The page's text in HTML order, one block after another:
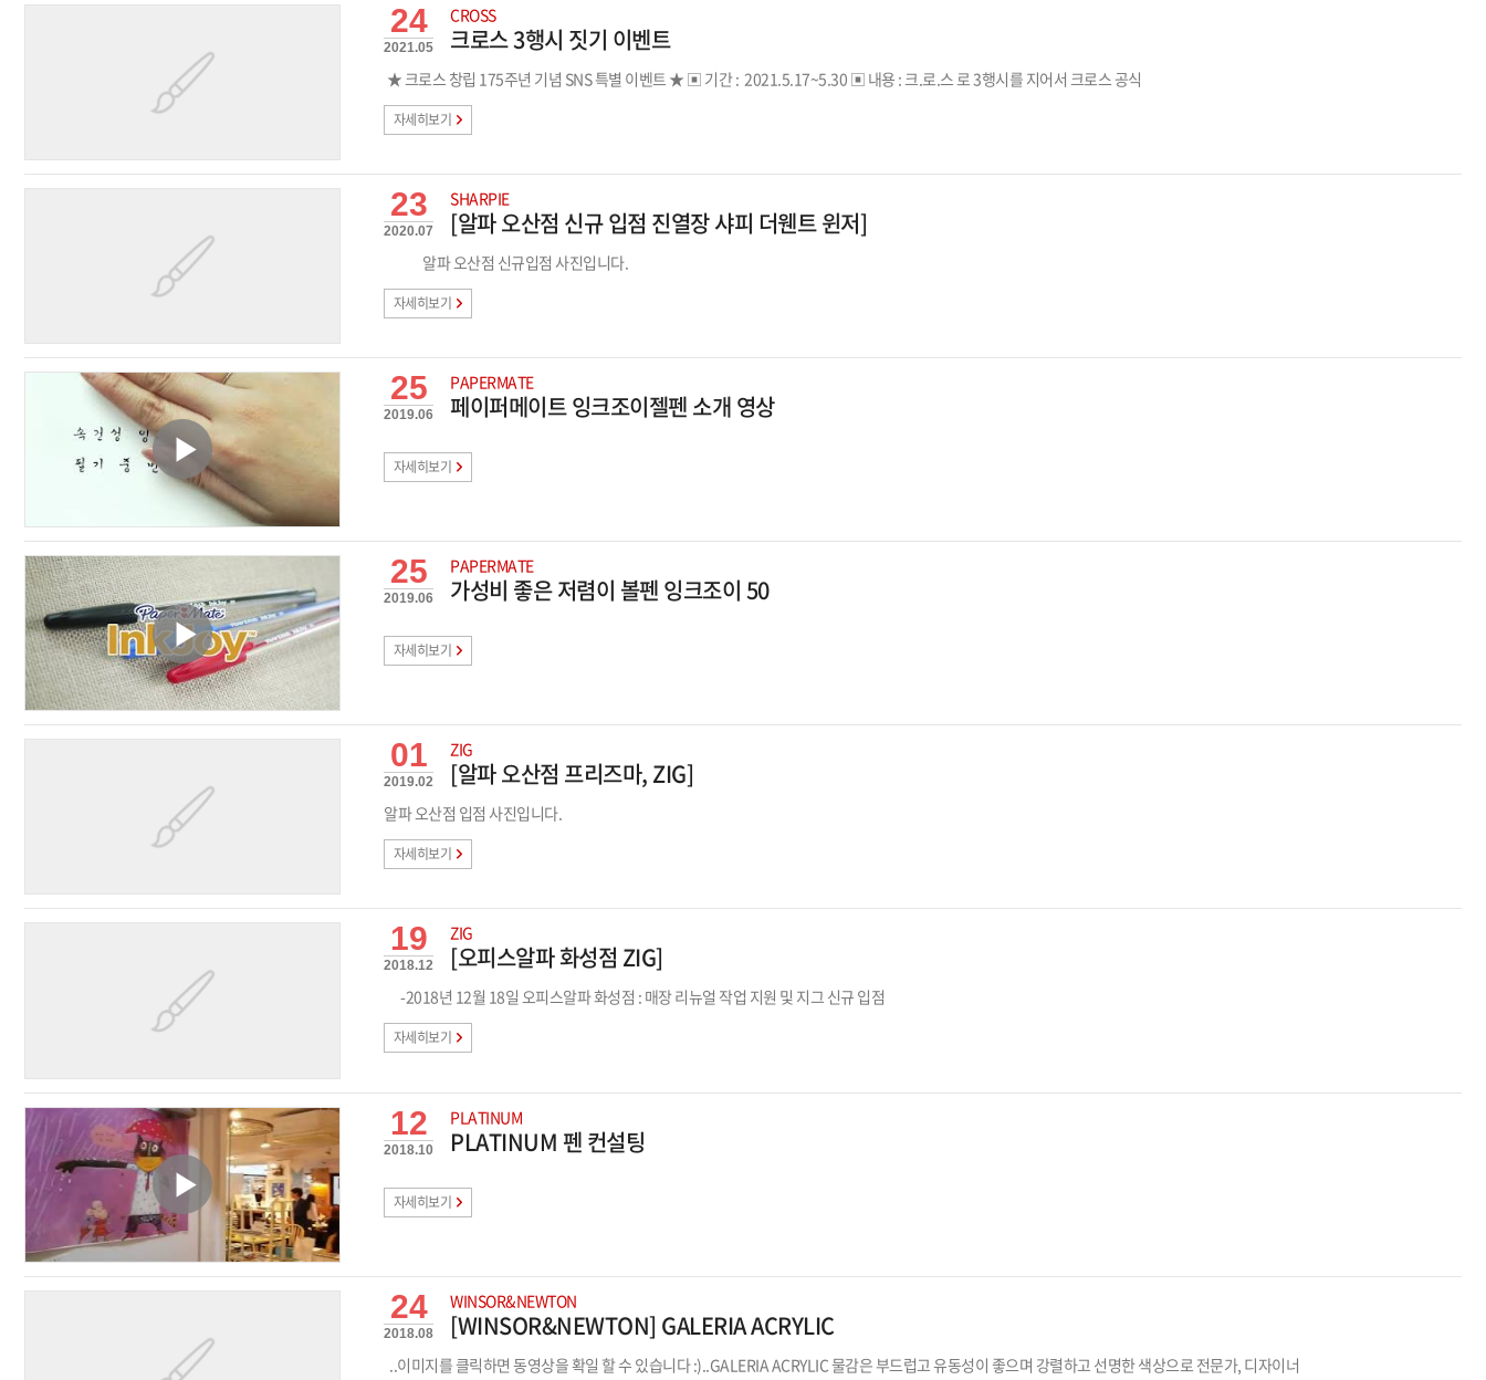
24
2021.05
CROSS
크로스 3행시 짓기 이벤트
★ 크로스 창립 175주년 기념 SNS 특별 이벤트 ★ ▣ 기간 : 2021.5.17~5.30 ▣ 내용 : 크.로.스 로 3행시를 지어서 크로스 공식
자세히보기
23
2020.07
SHARPIE
[알파 오산점 신규 입점 진열장 샤피 더웬트 윈저]
알파 오산점 신규입점 사진입니다.
자세히보기
25
2019.06
PAPERMATE
페이퍼메이트 잉크조이젤펜 소개 영상
자세히보기
25
2019.06
PAPERMATE
가성비 좋은 저렴이 볼펜 잉크조이 50
자세히보기
01
2019.02
ZIG
[알파 오산점 프리즈마, ZIG]
알파 오산점 입점 사진입니다.
자세히보기
19
2018.12
ZIG
[오피스알파 화성점 ZIG]
-2018년 12월 18일 오피스알파 화성점 : 매장 리뉴얼 작업 지원 및 지그 신규 입점
자세히보기
12
2018.10
PLATINUM
PLATINUM 펜 컨설팅
자세히보기
24
2018.08
WINSOR&NEWTON
[WINSOR&NEWTON] GALERIA ACRYLIC
..이미지를 클릭하면 동영상을 확일 할 수 있습니다 :)..GALERIA ACRYLIC 물감은 부드럽고 유동성이 좋으며 강렬하고 선명한 색상으로 전문가, 디자이너